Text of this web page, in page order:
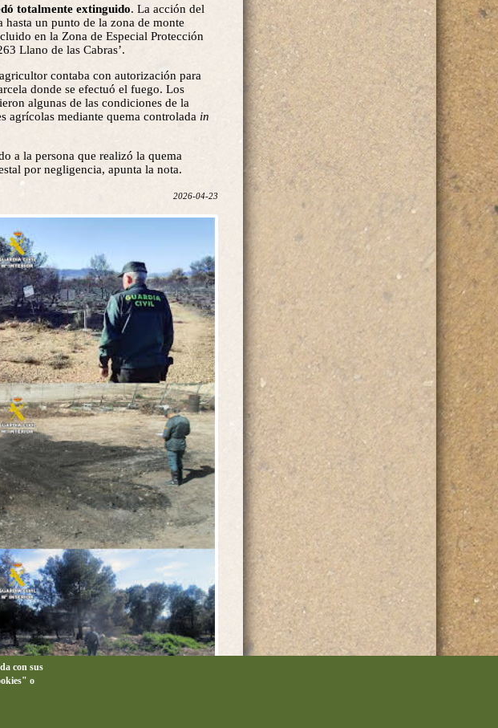
totalmente extinguido. La acción del
un punto de la zona de monte
en la Zona de Especial Protección
Llano de las Cabras’.
contaba con autorización para
donde se efectuó el fuego. Los
algunas de las condiciones de la
agrícolas mediante quema controlada in
a la persona que realizó la quema
por negligencia, apunta la nota.
2026-04-23
con sus
o